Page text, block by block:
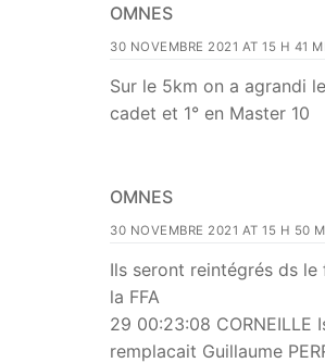
OMNES
30 NOVEMBRE 2021 AT 15 H 41
Sur le 5km on a agrandi
cadet et 1° en Master 10
OMNES
30 NOVEMBRE 2021 AT 15 H 50
Ils seront reintégrés ds le
la FFA
29 00:23:08 CORNEILLE
remplacait Guillaume